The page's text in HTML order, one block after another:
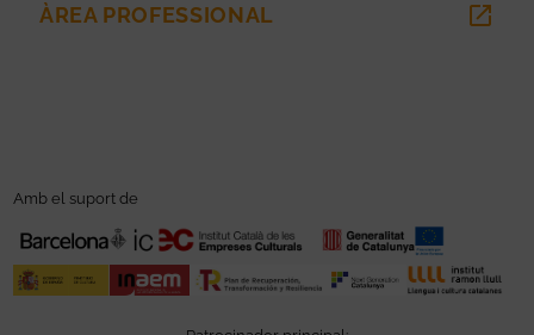
ÀREA PROFESSIONAL ABRE EN NUEVA VENTANA
Amb el suport de